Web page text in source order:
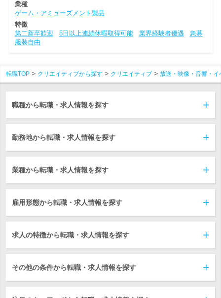
業種
ゲーム・アミューズメント製品
特徴
第二新卒歓迎
5日以上連続休暇取得可能 業界経験者優遇
急募
服装自由
転職TOP クリエイティブから探す クリエイティブ 放送・映像・音響・イ
職種から転職・求人情報を探す
勤務地から転職・求人情報を探す
業種から転職・求人情報を探す
雇用形態から転職・求人情報を探す
求人の特徴から転職・求人情報を探す
その他の条件から転職・求人情報を探す